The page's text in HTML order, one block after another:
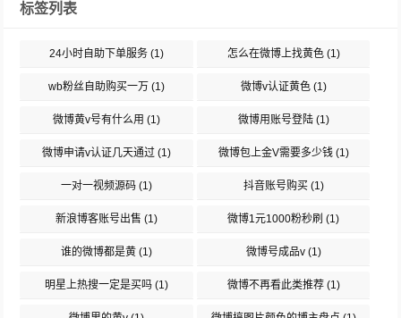
标签列表
24小时自助下单服务 (1) 怎么在微博上找黄色(1)
wb粉丝自助购买一万 (1) 微博v认证黄色(1)
微博黄v号有什么用 (1) 微博用账号登陆(1)
微博申请v认证几天通过 (1) 微博包上金V需要多少钱(1)
一对一视频源码 (1) 抖音账号购买(1)
新浪博客账号出售 (1) 微博1元1000粉秒刷 (1)
谁的微博都是黄 (1) 微博号成品v(1)
明星上热搜一定是买吗 (1) 微博不再看此类推荐(1)